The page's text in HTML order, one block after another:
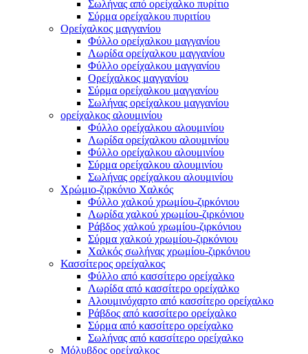
Σωλήνας από ορείχαλκο πυρίτιο
Σύρμα ορείχαλκου πυριτίου
Ορείχαλκος μαγγανίου
Φύλλο ορείχαλκου μαγγανίου
Λωρίδα ορείχαλκου μαγγανίου
Φύλλο ορείχαλκου μαγγανίου
Ορείχαλκος μαγγανίου
Σύρμα ορείχαλκου μαγγανίου
Σωλήνας ορείχαλκου μαγγανίου
ορείχαλκος αλουμινίου
Φύλλο ορείχαλκου αλουμινίου
Λωρίδα ορείχαλκου αλουμινίου
Φύλλο ορείχαλκου αλουμινίου
Σύρμα ορείχαλκου αλουμινίου
Σωλήνας ορείχαλκου αλουμινίου
Χρώμιο-ζιρκόνιο Χαλκός
Φύλλο χαλκού χρωμίου-ζιρκόνιου
Λωρίδα χαλκού χρωμίου-ζιρκόνιου
Ράβδος χαλκού χρωμίου-ζιρκόνιου
Σύρμα χαλκού χρωμίου-ζιρκόνιου
Χαλκός σωλήνας χρωμίου-ζιρκόνιου
Κασσίτερος ορείχαλκος
Φύλλο από κασσίτερο ορείχαλκο
Λωρίδα από κασσίτερο ορείχαλκο
Αλουμινόχαρτο από κασσίτερο ορείχαλκο
Ράβδος από κασσίτερο ορείχαλκο
Σύρμα από κασσίτερο ορείχαλκο
Σωλήνας από κασσίτερο ορείχαλκο
Μόλυβδος ορείχαλκος